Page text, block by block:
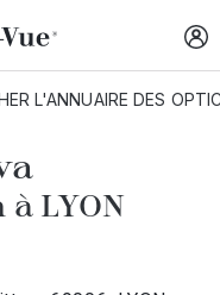
principal
opticien
L'ANNUAIRE DES
LYON